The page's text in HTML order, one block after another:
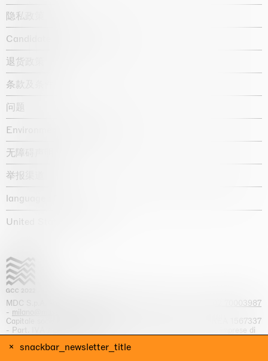
snackbar_newsletter_title
隐私政策
Candidate privacy notice
退货政策
条款及条件
问题
Environmental statement
无障碍声明
举报渠道
language :
United States / USD $
MDC S.p.A. -
+39 02 70003987
- milano@massimodecarlo.com
Capitale sociale interamente versato: EUR 1.514.762,00 – REA 1567337
- Part. IVA / C.F. 12584550151 - Iscrizione al Registro delle imprese di